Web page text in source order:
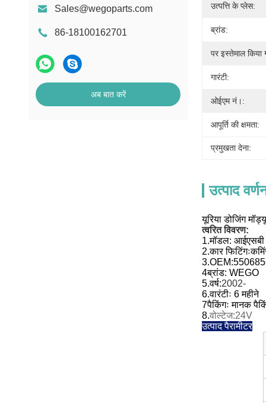
Sales@wegoparts.com
86-18100162701
अब बात करें
उत्पत्ति के प्लेस:
ब्रांड:
पर इस्तेमाल किया
गारंटी:
ओईएम नं।:
आपूर्ति की क्षमता:
प्रमुखता देना:
उत्पाद
यूरिया डोजिंग
त्वरित विवरण:
1.मॉडल: आईएसबी
2.कार फिटिंगः
3.OEM:
4ब्रांड: WEGO
5.वर्ष:2002-
6.वारंटीः 6 महीने
7पैकिंगः मानक
8.वोल्टेज:24V
उत्पाद पैरामीटर